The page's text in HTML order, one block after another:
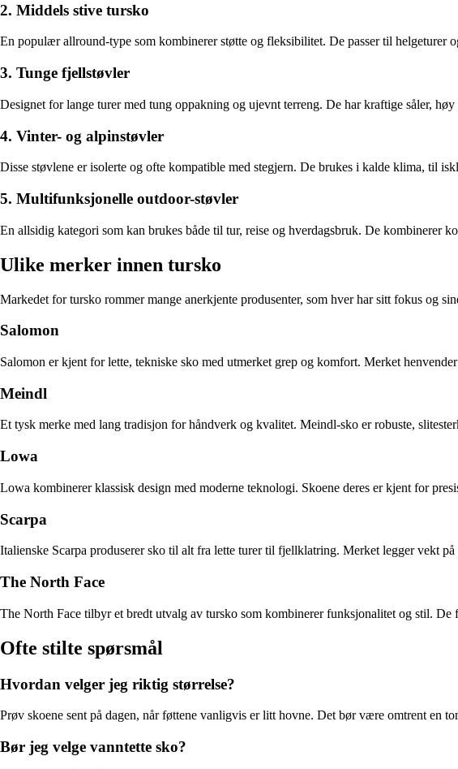
2. Middels stive tursko
En populær allround-type som kombinerer støtte og fleksibilitet. De passer til helgeturer
3. Tunge fjellstøvler
Designet for lange turer med tung oppakning og ujevnt terreng. De har kraftige såler,
4. Vinter- og alpinstøvler
Disse støvlene er isolerte og ofte kompatible med stegjern. De brukes i kalde klima, til
5. Multifunksjonelle outdoor-støvler
En allsidig kategori som kan brukes både til tur, reise og hverdagsbruk. De kombinerer
Ulike merker innen tursko
Markedet for tursko rommer mange anerkjente produsenter, som hver har sitt fokus og
Salomon
Salomon er kjent for lette, tekniske sko med utmerket grep og komfort. Merket
Meindl
Et tysk merke med lang tradisjon for håndverk og kvalitet. Meindl-sko er robuste,
Lowa
Lowa kombinerer klassisk design med moderne teknologi. Skoene deres er kjent for
Scarpa
Italienske Scarpa produserer sko til alt fra lette turer til fjellklatring. Merket legger vekt
The North Face
The North Face tilbyr et bredt utvalg av tursko som kombinerer funksjonalitet og stil. De
Ofte stilte spørsmål
Hvordan velger jeg riktig størrelse?
Prøv skoene sent på dagen, når føttene vanligvis er litt hovne. Det bør være omtrent en
Bør jeg velge vanntette sko?